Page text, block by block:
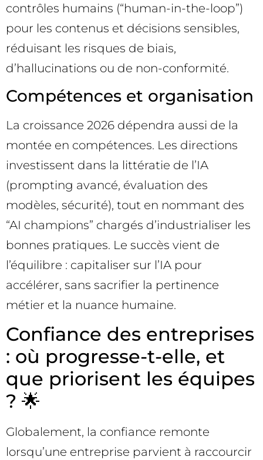
contrôles humains (“human-in-the-loop”)
pour les contenus et décisions sensibles,
réduisant les risques de biais,
d’hallucinations ou de non-conformité.
Compétences et organisation
La croissance 2026 dépendra aussi de la
montée en compétences. Les directions
investissent dans la littératie de l’IA
(prompting avancé, évaluation des
modèles, sécurité), tout en nommant des
“AI champions” chargés d’industrialiser les
bonnes pratiques. Le succès vient de
l’équilibre : capitaliser sur l’IA pour
accélérer, sans sacrifier la pertinence
métier et la nuance humaine.
Confiance des entreprises
: où progresse-t-elle, et
que priorisent les équipes
? 🌟
Globalement, la confiance remonte
lorsqu’une entreprise parvient à raccourcir